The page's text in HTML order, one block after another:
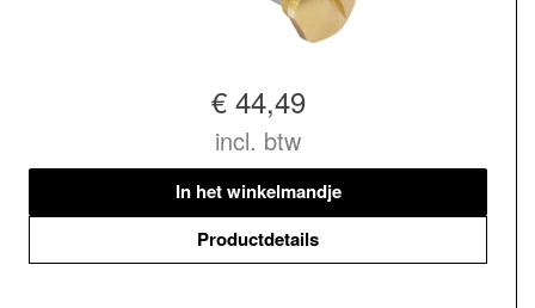
€ 44,49
incl. btw
In het winkelmandje
Productdetails